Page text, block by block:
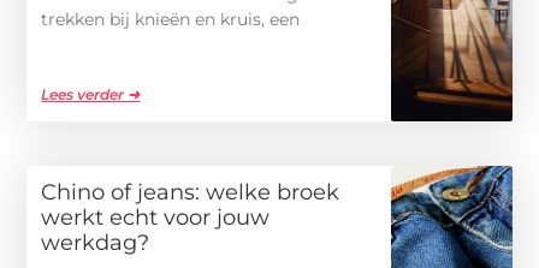
trekken bij knieën en kruis, een
Lees verder ➜
Chino of jeans: welke broek
werkt echt voor jouw
werkdag?